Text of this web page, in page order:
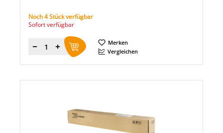
Noch 4 Stück verfügbar
Sofort verfügbar
Menge
Merken
Vergleichen